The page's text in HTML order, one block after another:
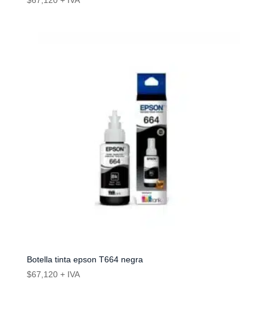
Botella tinta epson T664 negra
$67,120 + IVA